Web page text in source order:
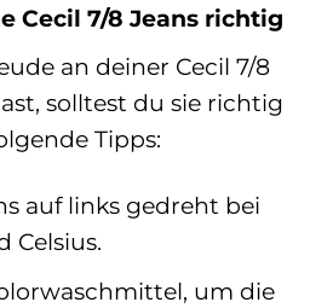
Cecil 7/8 Jeans richtig
an deiner Cecil 7/8
solltest du sie richtig
Tipps:
auf links gedreht bei
Celsius.
um die